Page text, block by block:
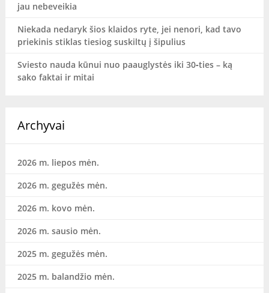
jau nebeveikia
Niekada nedaryk šios klaidos ryte, jei nenori, kad tavo
priekinis stiklas tiesiog suskiltų į šipulius
Sviesto nauda kūnui nuo paauglystės iki 30‑ties – ką
sako faktai ir mitai
Archyvai
2026 m. liepos mėn.
2026 m. gegužės mėn.
2026 m. kovo mėn.
2026 m. sausio mėn.
2025 m. gegužės mėn.
2025 m. balandžio mėn.